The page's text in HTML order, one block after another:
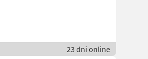
23 dni online